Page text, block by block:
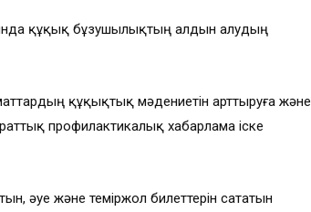
құқық бұзушылықтың алдын алудың
құқықтық мәдениетін арттыруға және
профилактикалық хабарлама іске
әуе және теміржол билеттерін сататын